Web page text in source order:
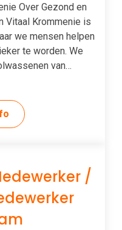
Over Gezond en
Vitaal Krommenie is
we mensen helpen
te worden. We
van…
/